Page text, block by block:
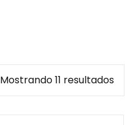
Mostrando 11 resultados